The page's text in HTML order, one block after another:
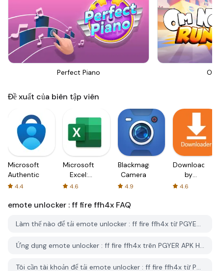
Perfect Piano Om
Đề xuất của biên tập viên
Microsoft
Authenticator
4.4
Microsoft
Excel:
Spreadsheets
4.6
Blackmagic
Camera
4.9
Downloader
by
AFTVnews
4.6
emote unlocker : ff fire ffh4x FAQ
Làm thế nào để tải emote unlocker : ff fire ffh4x từ PGYER APK HUB?
Ứng dụng emote unlocker : ff fire ffh4x trên PGYER APK HUB có miễn phí không?
Tôi cần tài khoản để tải emote unlocker : ff fire ffh4x từ PGYER APK HUB không?